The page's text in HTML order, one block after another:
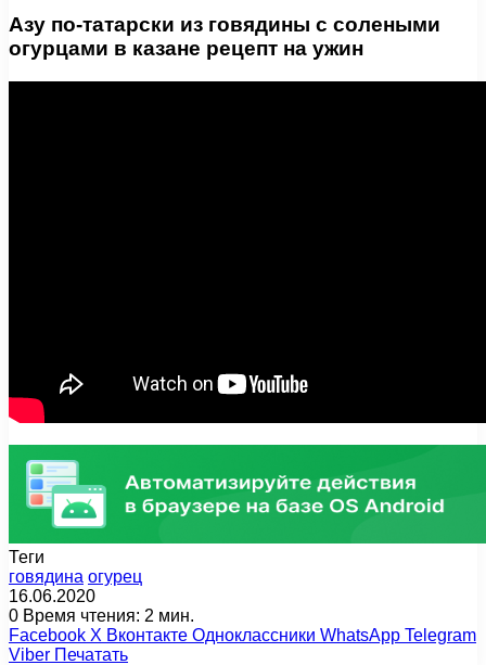
Азу по-татарски из говядины с солеными
огурцами в казане рецепт на ужин
Теги
говядина огурец
16.06.2020
0 Время чтения: 2 мин.
Facebook X Вконтакте Одноклассники WhatsApp Telegram
Viber Печатать